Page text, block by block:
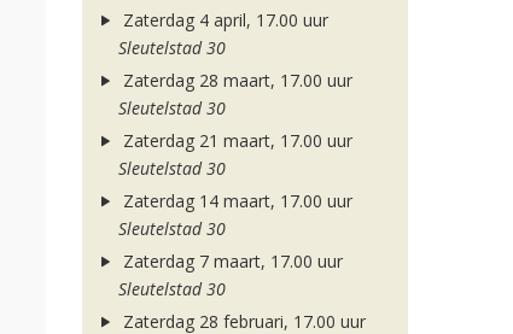
Zaterdag 4 april, 17.00 uur
Sleutelstad 30
Zaterdag 28 maart, 17.00 uur
Sleutelstad 30
Zaterdag 21 maart, 17.00 uur
Sleutelstad 30
Zaterdag 14 maart, 17.00 uur
Sleutelstad 30
Zaterdag 7 maart, 17.00 uur
Sleutelstad 30
Zaterdag 28 februari, 17.00 uur